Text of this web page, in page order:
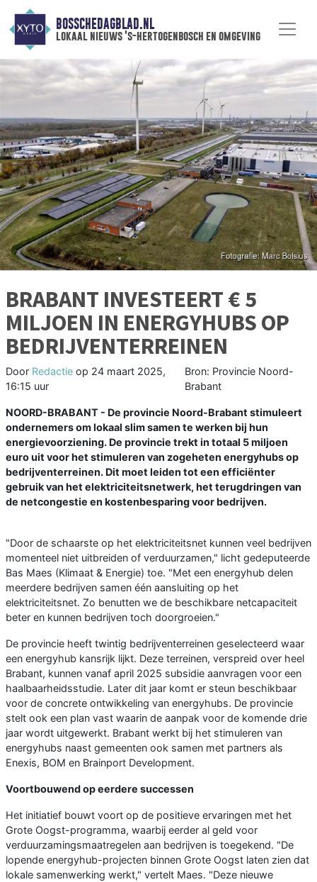
BOSSCHEDAGBLAD.NL
lokaal nieuws 's-hertogenbosch en omgeving
BRABANT INVESTEERT € 5
MILJOEN IN ENERGYHUBS OP
BEDRIJVENTERREINEN
Door Redactie op 24 maart 2025,
16:15 uur
Bron: Provincie Noord-
Brabant
NOORD-BRABANT - De provincie Noord-Brabant stimuleert
ondernemers om lokaal slim samen te werken bij hun
energievoorziening. De provincie trekt in totaal 5 miljoen
euro uit voor het stimuleren van zogeheten energyhubs op
bedrijventerreinen. Dit moet leiden tot een efficiënter
gebruik van het elektriciteitsnetwerk, het terugdringen van
de netcongestie en kostenbesparing voor bedrijven.
"Door de schaarste op het elektriciteitsnet kunnen veel bedrijven
momenteel niet uitbreiden of verduurzamen," licht gedeputeerde
Bas Maes (Klimaat & Energie) toe. "Met een energyhub delen
meerdere bedrijven samen één aansluiting op het
elektriciteitsnet. Zo benutten we de beschikbare netcapaciteit
beter en kunnen bedrijven toch doorgroeien."
De provincie heeft twintig bedrijventerreinen geselecteerd waar
een energyhub kansrijk lijkt. Deze terreinen, verspreid over heel
Brabant, kunnen vanaf april 2025 subsidie aanvragen voor een
haalbaarheidsstudie. Later dit jaar komt er steun beschikbaar
voor de concrete ontwikkeling van energyhubs. De provincie
stelt ook een plan vast waarin de aanpak voor de komende drie
jaar wordt uitgewerkt. Brabant werkt bij het stimuleren van
energyhubs naast gemeenten ook samen met partners als
Enexis, BOM en Brainport Development.
Voortbouwend op eerdere successen
Het initiatief bouwt voort op de positieve ervaringen met het
Grote Oogst-programma, waarbij eerder al geld voor
verduurzamingsmaatregelen aan bedrijven is toegekend. "De
lopende energyhub-projecten binnen Grote Oogst laten zien dat
lokale samenwerking werkt," vertelt Maes. "Deze nieuwe